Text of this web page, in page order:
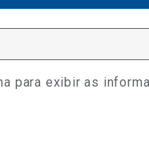
para exibir as